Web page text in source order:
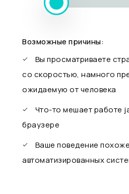
Возможные причины:
Вы просматриваете
со скоростью, намного
ожидаемую от человека
Что-то мешает работе
браузере
Ваше поведение
автоматизированных